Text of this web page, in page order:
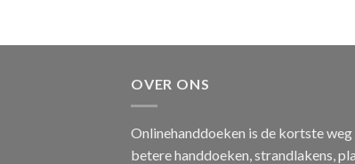
OVER ONS
Onlinehanddoeken is de kortste weg
betere handdoeken, strandlakens,